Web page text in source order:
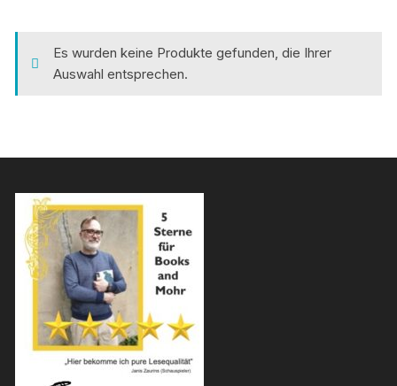
Es wurden keine Produkte gefunden, die Ihrer
Auswahl entsprechen.